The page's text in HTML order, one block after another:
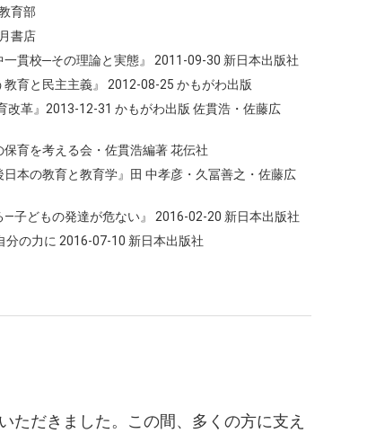
育部
書店
貫校─その理論と実態』 2011-09-30 新日本出版社
育と民主主義』 2012-08-25 かもがわ出版
革』2013-12-31 かもがわ出版 佐貫浩・佐藤広
育を考える会・佐貫浩編著 花伝社
本の教育と教育学』田 中孝彦・久冨善之・佐藤広
子どもの発達が危ない』 2016-02-20 新日本出版社
の力に 2016-07-10 新日本出版社
ただきました。この間、多くの方に支え